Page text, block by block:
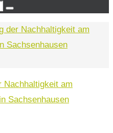
Suchen
der Nachhaltigkeit am
Sachsenhausen
Nachhaltigkeit am
Sachsenhausen